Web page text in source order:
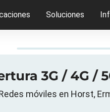
Soluciones
3G / 4G /
móviles en Horst,